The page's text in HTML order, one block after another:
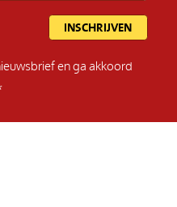
en ga akkoord